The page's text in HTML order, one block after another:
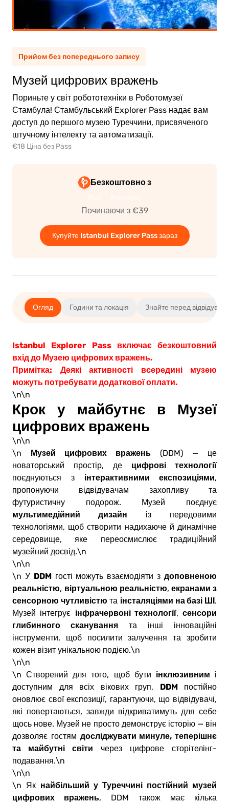
Прийом без попереднього запису
Музей цифрових вражень
Пориньте у світ робототехніки в Роботомузеї
Стамбула! Стамбульський Explorer Pass надає вам
доступ до першого музею Туреччини, присвяченого
штучному інтелекту та автоматизації.
€18 Ціна без Pass
Безкоштовно з
Починаючи з €39
Купуйте Istanbul Explorer Pass зараз
Огляд Години та локація Знайте перед
Istanbul Explorer Pass включає безкоштовний
вхід до Музею цифрових вражень.
Примітка: Деякі активності всередині музею
можуть потребувати додаткової оплати.
\n\n
Крок у майбутнє в Музеї
цифрових вражень
\n\n
\n Музей цифрових вражень (DDM) — це
новаторський простір, де цифрові технології
поєднуються з інтерактивними експозиціями,
пропонуючи відвідувачам захопливу та
футуристичну подорож. Музей поєднує
мультимедійний дизайн із передовими
технологіями, щоб створити надихаюче й динамічне
середовище, яке переосмислює традиційний
музейний досвід.\n
\n\n
\n У DDMгості можуть взаємодіяти здоповненою
реальністю, віртуальною реальністю,екранами з
сенсорною чутливістю та інсталяціями на базі ШІ.
Музей інтегрує інфрачервоні технології, сенсори
глибинного сканування та інші інноваційні
інструменти, щоб посилити залучення та зробити
кожен візит унікальною подією.\n
\n\n
\n Створений для того, щоб бути інклюзивним і
доступним для всіх вікових груп, DDMпостійно
оновлює свої експозиції, гарантуючи, що відвідувачі,
які повертаються, завжди відкриватимуть для себе
щось нове. Музей не просто демонструє історію — він
дозволяє гостям досліджувати минуле, теперішнє
та майбутні світи через цифрове сторітелінг-
подавання.\n
\n\n
\n Як найбільший у Туреччині постійний музей
цифрових вражень, DDM також має кілька